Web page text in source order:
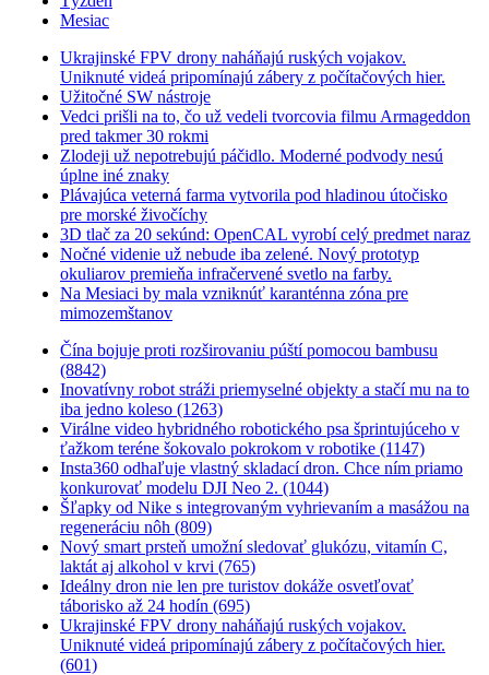
Mesiac
Ukrajinské FPV drony naháňajú ruských vojakov.
Uniknuté videá pripomínajú zábery z počítačových hier.
Užitočné SW nástroje
Vedci prišli na to, čo už vedeli tvorcovia filmu Armageddon
pred takmer 30 rokmi
Zlodeji už nepotrebujú páčidlo. Moderné podvody nesú
úplne iné znaky
Plávajúca veterná farma vytvorila pod hladinou útočisko
pre morské živočíchy
3D tlač za 20 sekúnd: OpenCAL vyrobí celý predmet naraz
Nočné videnie už nebude iba zelené. Nový prototyp
okuliarov premieňa infračervené svetlo na farby.
Na Mesiaci by mala vzniknúť karanténna zóna pre
mimozemštanov
Čína bojuje proti rozširovaniu púští pomocou bambusu
(8842)
Inovatívny robot stráži priemyselné objekty a stačí mu na to
iba jedno koleso (1263)
Virálne video hybridného robotického psa šprintujúceho v
ťažkom teréne šokovalo pokrokom v robotike (1147)
Insta360 odhaľuje vlastný skladací dron. Chce ním priamo
konkurovať modelu DJI Neo 2. (1044)
Šľapky od Nike s integrovaným vyhrievaním a masážou na
regeneráciu nôh (809)
Nový smart prsteň umožní sledovať glukózu, vitamín C,
laktát aj alkohol v krvi (765)
Ideálny dron nie len pre turistov dokáže osvetľovať
táborisko až 24 hodín (695)
Ukrajinské FPV drony naháňajú ruských vojakov.
Uniknuté videá pripomínajú zábery z počítačových hier.
(601)